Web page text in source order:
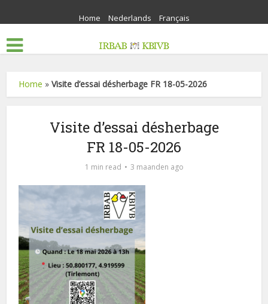
Home Nederlands Français
Home »Visite d’essai désherbage FR 18-05-2026
Visite d’essai désherbage
FR 18-05-2026
1 min read 3 maanden ago